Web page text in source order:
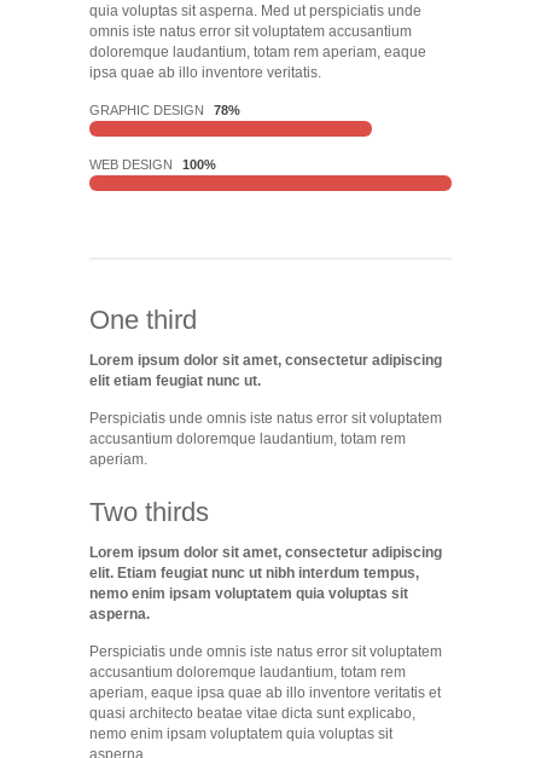
quia voluptas sit asperna. Med ut perspiciatis unde
omnis iste natus error sit voluptatem accusantium
doloremque laudantium, totam rem aperiam, eaque
ipsa quae ab illo inventore veritatis.
GRAPHIC DESIGN 78%
WEB DESIGN 100%
One third
Lorem ipsum dolor sit amet, consectetur adipiscing
elit etiam feugiat nunc ut.
Perspiciatis unde omnis iste natus error sit voluptatem
accusantium doloremque laudantium, totam rem
aperiam.
Two thirds
Lorem ipsum dolor sit amet, consectetur adipiscing
elit. Etiam feugiat nunc ut nibh interdum tempus,
nemo enim ipsam voluptatem quia voluptas sit
asperna.
Perspiciatis unde omnis iste natus error sit voluptatem
accusantium doloremque laudantium, totam rem
aperiam, eaque ipsa quae ab illo inventore veritatis et
quasi architecto beatae vitae dicta sunt explicabo,
nemo enim ipsam voluptatem quia voluptas sit
asperna.